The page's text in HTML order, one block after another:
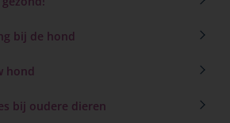
bij de hond
hond
bij oudere dieren